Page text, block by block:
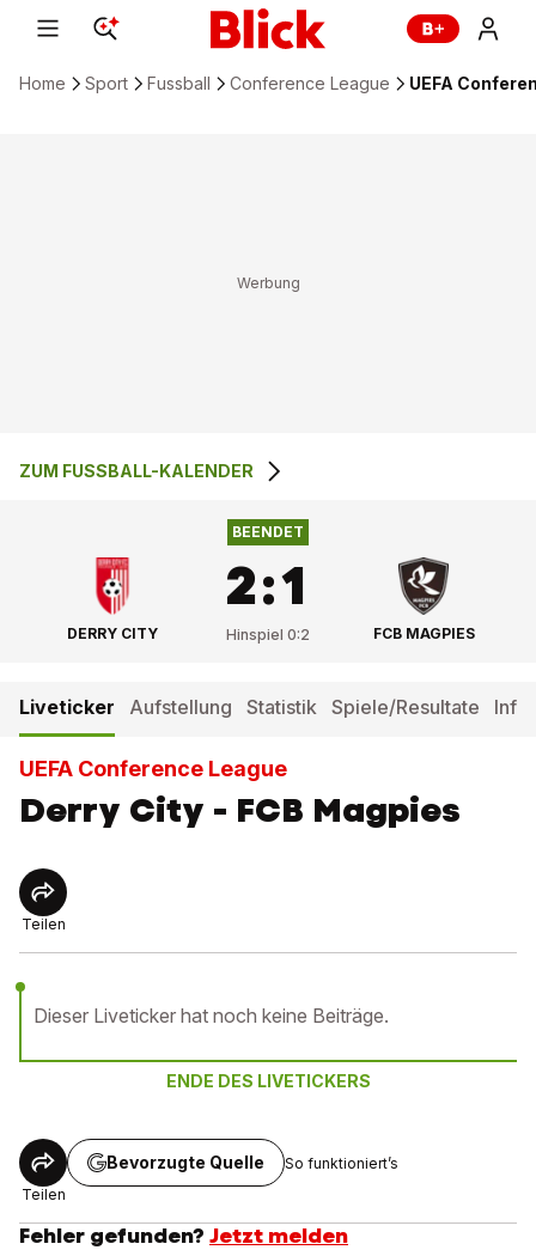
Home Sport Fussball Conference League UEFA
2 :1
ZUM FUSSBALL-KALENDER
DERRY CITY
BEENDET
2:1
Hinspiel 0:2 FCB MAGPIES
Liveticker Aufstellung Statistik Spiele/Resultate
UEFA Conference League
Derry City - FCB Magpies
Teilen
Dieser Liveticker hat noch keine Beiträge.
ENDE DES LIVETICKERS
Teilen
Bevorzugte Quelle So funktioniert’s
Fehler gefunden? Jetzt melden